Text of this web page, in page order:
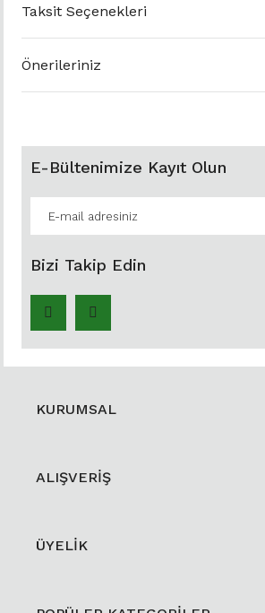
Taksit Seçenekleri
Önerileriniz
E-Bültenimize Kayıt Olun
Bizi Takip Edin
KURUMSAL
ALIŞVERİŞ
ÜYELİK